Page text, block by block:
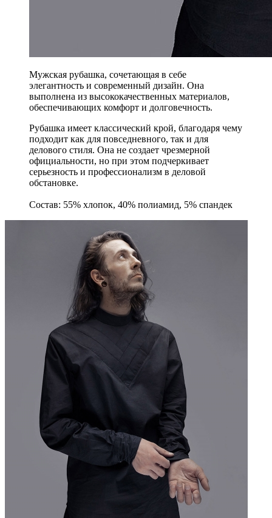
Мужская рубашка, сочетающая в себе
элегантность и современный дизайн. Она
выполнена из высококачественных материалов,
обеспечивающих комфорт и долговечность.
Рубашка имеет классический крой, благодаря чему
подходит как для повседневного, так и для
делового стиля. Она не создает чрезмерной
официальности, но при этом подчеркивает
серьезность и профессионализм в деловой
обстановке.
Состав: 55% хлопок, 40% полиамид, 5% спандек